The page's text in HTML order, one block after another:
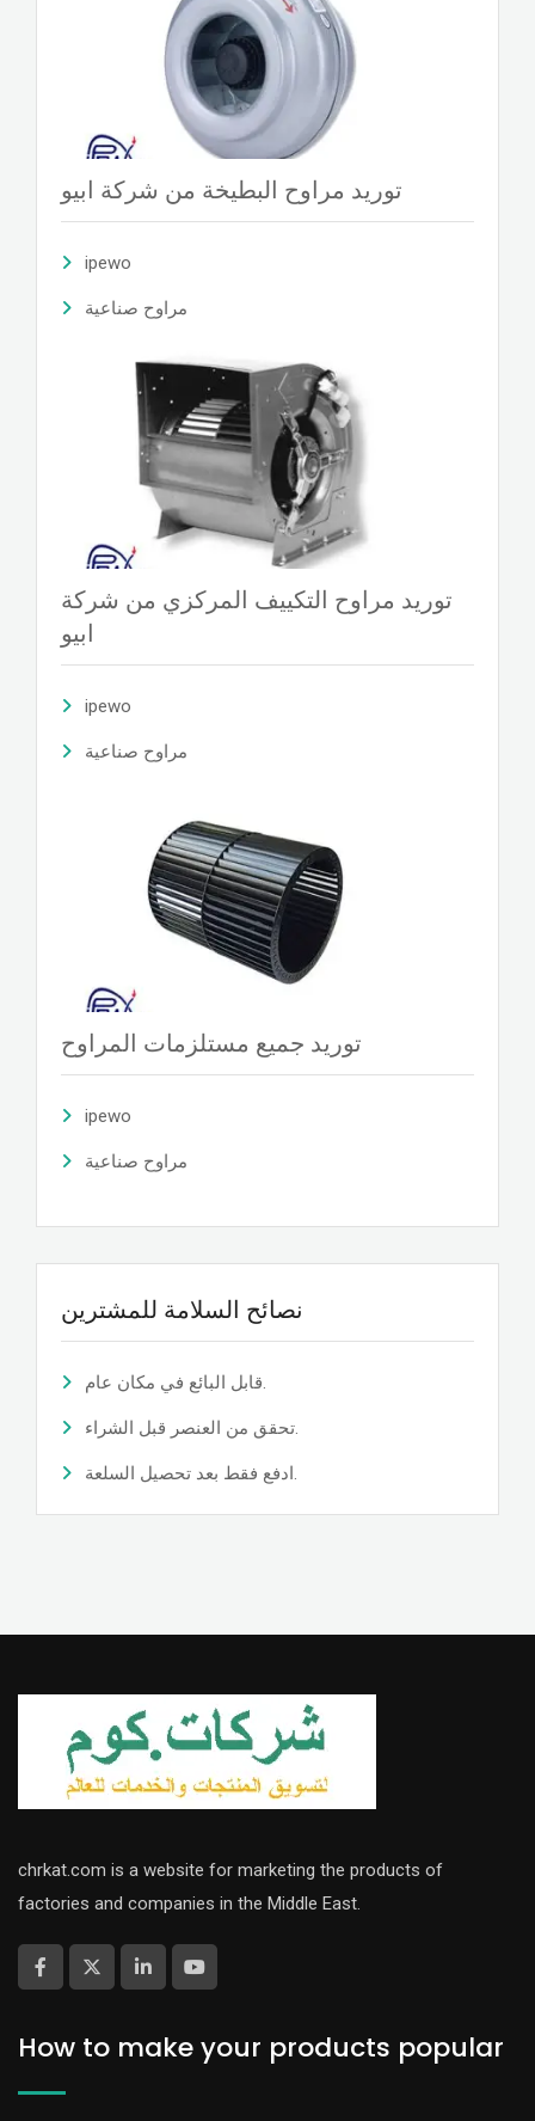
توريد مراوح البطيخة من شركة ابيو
ipewo
مراوح صناعية
توريد مراوح التكييف المركزي من شركة
ابيو
ipewo
مراوح صناعية
توريد جميع مستلزمات المراوح
ipewo
مراوح صناعية
نصائح السلامة للمشترين
chrkat.com is a website for marketing the products of
factories and companies in the Middle East.
How to make your products popular